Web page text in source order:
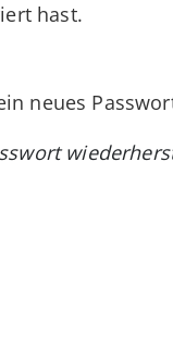
hast.
neues